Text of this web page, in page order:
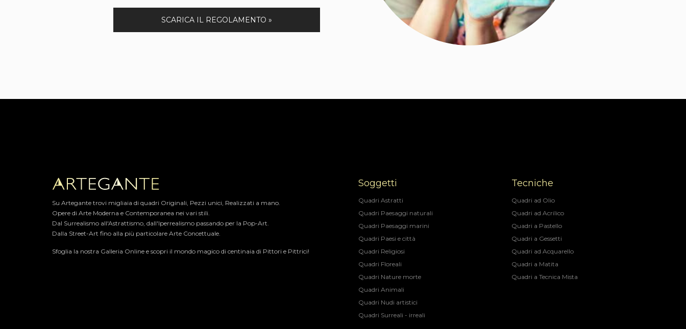
SCARICA IL REGOLAMENTO »
Su Artegante trovi migliaia di quadri Originali, Pezzi unici, Realizzati a mano.
Opere di Arte Moderna e Contemporanea nei vari stili.​
Dal Surrealismo all'Astrattismo, dall'Iperrealismo passando per la Pop-Art.​
Dalla Street-Art fino alla più particolare Arte Concettuale.
Sfoglia la nostra Galleria Online e scopri il mondo magico di centinaia di Pittori e Pittrici!
Soggetti
Quadri Astratti
Quadri Paesaggi naturali
Quadri Paesaggi marini
Quadri Paesi e città
Quadri Religiosi
Quadri Floreali
Quadri Nature morte
Quadri Animali
Quadri Nudi artistici
Quadri Surreali - irreali
Tecniche
Quadri ad Olio
Quadri ad Acrilico
Quadri a Pastello
Quadri a Gessetti
Quadri ad Acquarello
Quadri a Matita
Quadri a Tecnica Mista